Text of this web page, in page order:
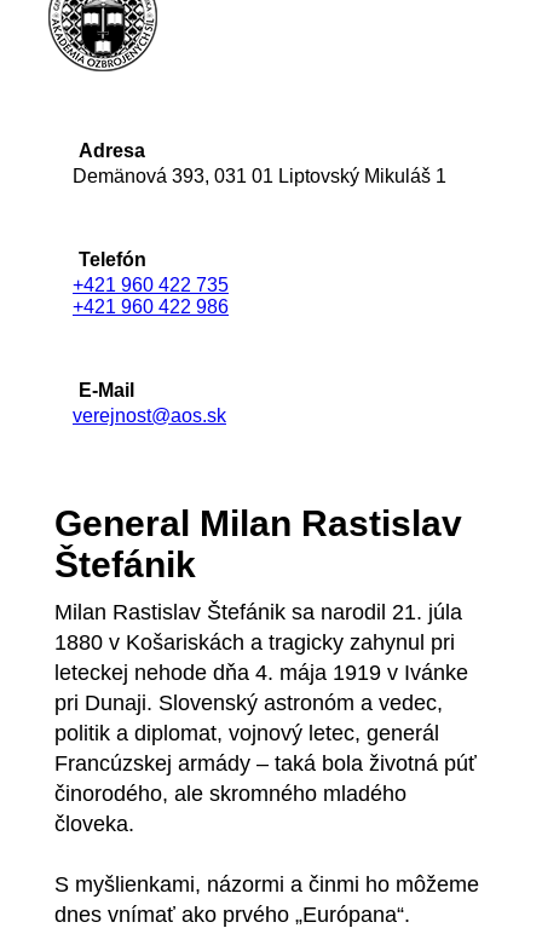
Adresa
Demänová 393, 031 01 Liptovský Mikuláš 1
Telefón
+421 960 422 735
+421 960 422 986
E-Mail
verejnost@aos.sk
General Milan Rastislav
Štefánik
Milan Rastislav Štefánik sa narodil 21. júla
1880 v Košariskách a tragicky zahynul pri
leteckej nehode dňa 4. mája 1919 v Ivánke
pri Dunaji. Slovenský astronóm a vedec,
politik a diplomat, vojnový letec, generál
Francúzskej armády – taká bola životná púť
činorodého, ale skromného mladého
človeka.
S myšlienkami, názormi a činmi ho môžeme
dnes vnímať ako prvého „Európana“.